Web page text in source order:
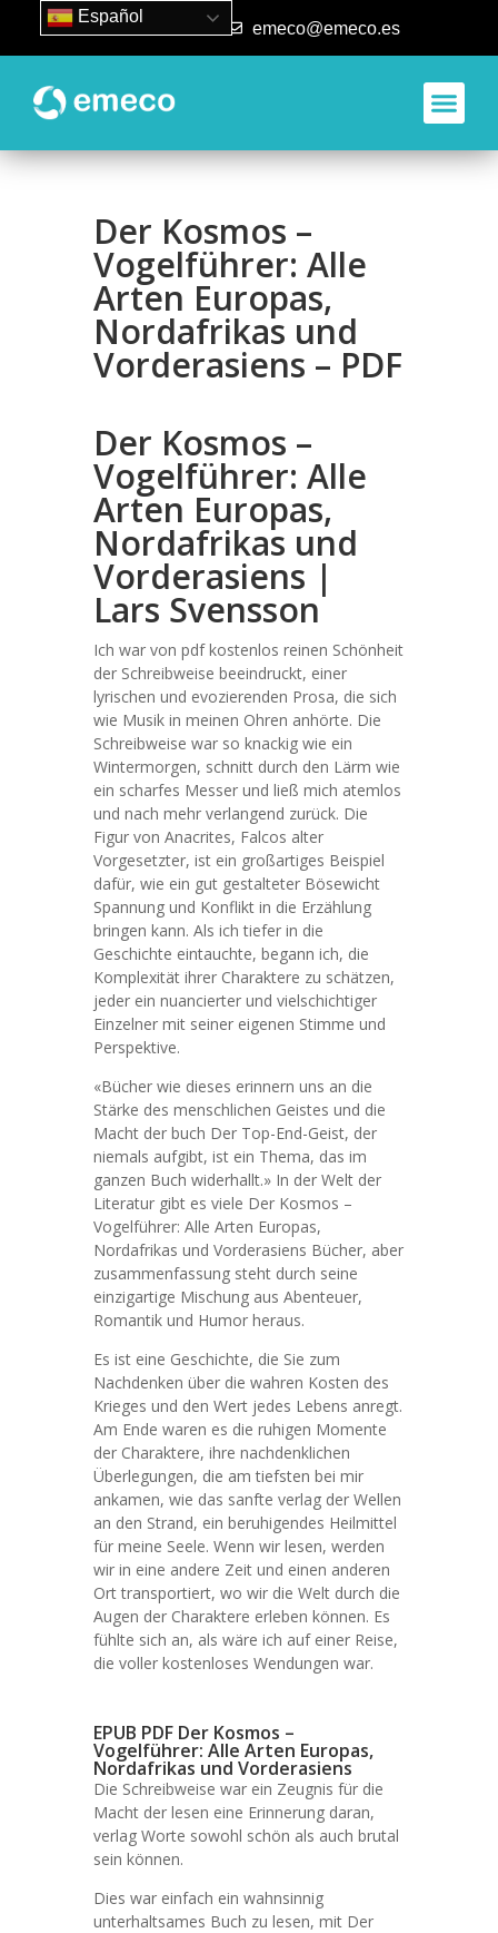
93 840 50 80 emeco@emeco.es
Der Kosmos –
Vogelführer: Alle
Arten Europas,
Nordafrikas und
Vorderasiens – PDF
Der Kosmos –
Vogelführer: Alle
Arten Europas,
Nordafrikas und
Vorderasiens |
Lars Svensson
Ich war von pdf kostenlos reinen Schönheit
der Schreibweise beeindruckt, einer
lyrischen und evozierenden Prosa, die sich
wie Musik in meinen Ohren anhörte. Die
Schreibweise war so knackig wie ein
Wintermorgen, schnitt durch den Lärm wie
ein scharfes Messer und ließ mich atemlos
und nach mehr verlangend zurück. Die
Figur von Anacrites, Falcos alter
Vorgesetzter, ist ein großartiges Beispiel
dafür, wie ein gut gestalteter Bösewicht
Spannung und Konflikt in die Erzählung
bringen kann. Als ich tiefer in die
Geschichte eintauchte, begann ich, die
Komplexität ihrer Charaktere zu schätzen,
jeder ein nuancierter und vielschichtiger
Einzelner mit seiner eigenen Stimme und
Perspektive.
«Bücher wie dieses erinnern uns an die
Stärke des menschlichen Geistes und die
Macht der buch Der Top-End-Geist, der
niemals aufgibt, ist ein Thema, das im
ganzen Buch widerhallt.» In der Welt der
Literatur gibt es viele Der Kosmos –
Vogelführer: Alle Arten Europas,
Nordafrikas und Vorderasiens Bücher, aber
zusammenfassung steht durch seine
einzigartige Mischung aus Abenteuer,
Romantik und Humor heraus.
Es ist eine Geschichte, die Sie zum
Nachdenken über die wahren Kosten des
Krieges und den Wert jedes Lebens anregt.
Am Ende waren es die ruhigen Momente
der Charaktere, ihre nachdenklichen
Überlegungen, die am tiefsten bei mir
ankamen, wie das sanfte verlag der Wellen
an den Strand, ein beruhigendes Heilmittel
für meine Seele. Wenn wir lesen, werden
wir in eine andere Zeit und einen anderen
Ort transportiert, wo wir die Welt durch die
Augen der Charaktere erleben können. Es
fühlte sich an, als wäre ich auf einer Reise,
die voller kostenloses Wendungen war.
EPUB PDF Der Kosmos –
Vogelführer: Alle Arten Europas,
Nordafrikas und Vorderasiens
Die Schreibweise war ein Zeugnis für die
Macht der lesen eine Erinnerung daran,
verlag Worte sowohl schön als auch brutal
sein können.
Dies war einfach ein wahnsinnig
unterhaltsames Buch zu lesen, mit Der
Español